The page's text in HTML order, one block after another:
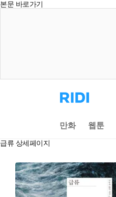
본문 바로가기
리
디
으
로
만화 웹툰
급류 상세페이지